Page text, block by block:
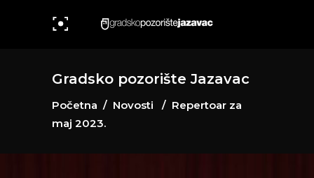
Gradsko pozorište Jazavac
Početna / Novosti / Repertoar za
maj 2023.